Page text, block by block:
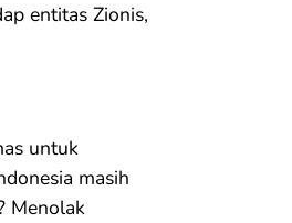
entitas Zionis,
untuk
masih
Menolak